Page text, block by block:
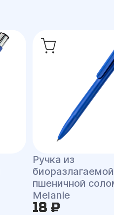
Ручка из
биоразлагаемой
пшеничной
Melanie
18 ₽